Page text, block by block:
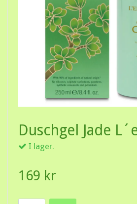
Duschgel Jade
I lager.
169 kr